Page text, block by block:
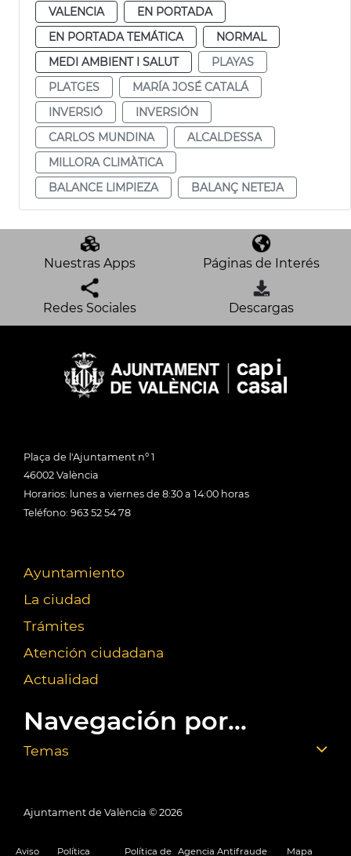
VALENCIA
EN PORTADA
EN PORTADA TEMÁTICA
NORMAL
MEDI AMBIENT I SALUT
PLAYAS
PLATGES
MARÍA JOSÉ CATALÁ
INVERSIÓ
INVERSIÓN
CARLOS MUNDINA
ALCALDESSA
MILLORA CLIMÀTICA
BALANCE LIMPIEZA
BALANÇ NETEJA
Nuestras Apps Páginas de Interés
Redes Sociales Descargas
Plaça de l'Ajuntament nº 1
46002 València
Horarios: lunes a viernes de 8:30 a 14:00 horas
Teléfono: 963 52 54 78
Ayuntamiento
La ciudad
Trámites
Atención ciudadana
Actualidad
Navegación por...
Temas
Ajuntament de València © 2026
Aviso Política Política de Agencia Antifraude Mapa